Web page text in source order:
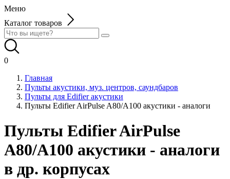
Меню
Каталог товаров
0
Главная
Пульты акустики, муз. центров, саундбаров
Пульты для Edifier акустики
Пульты Edifier AirPulse A80/A100 акустики - аналоги
Пульты Edifier AirPulse
A80/A100 акустики - аналоги
в др. корпусах